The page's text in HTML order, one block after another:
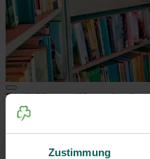
Zustimmung
Zwei Gäste stöbern in
die Bücherregale und